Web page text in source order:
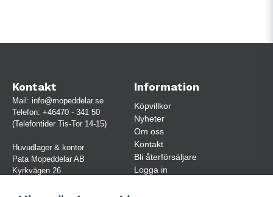
Kontakt
Mail: info@mopeddelar.se
Telefon: +46470 - 341 50
(Telefontider Tis-Tor 14-15)
Huvudlager & kontor
Pata Mopeddelar AB
Kyrkvägen 26
(OBS. Endast förbokade besök)
Information
Köpvillkor
Nyheter
Om oss
Kontakt
Bli återförsäljare
Logga in